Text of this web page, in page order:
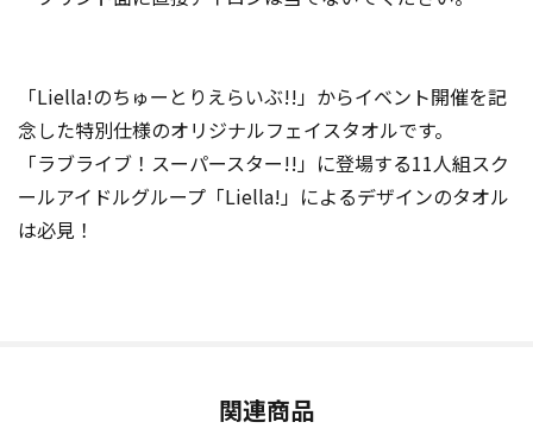
「Liella!のちゅーとりえらいぶ!!」からイベント開催を記
念した特別仕様のオリジナルフェイスタオルです。
「ラブライブ！スーパースター!!」に登場する11人組スク
ールアイドルグループ「Liella!」によるデザインのタオル
は必見！
関連商品